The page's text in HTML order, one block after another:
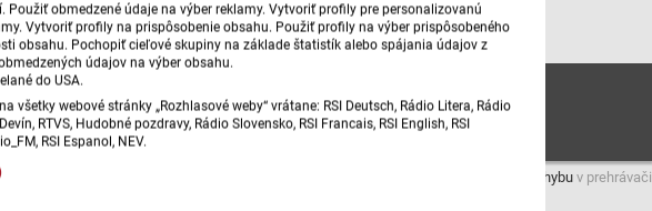
obmedzené údaje na výber reklamy. Vytvoriť profily pre personalizovanú
Vytvoriť profily na prispôsobenie obsahu. Použiť profily na výber prispôsobeného
obsahu. Pochopiť cieľové skupiny na základe štatistík alebo spájania údajov z
údajov na výber obsahu.
do USA.
webové stránky „Rozhlasové weby“ vrátane: RSI Deutsch, Rádio Litera, Rádio
RTVS, Hudobné pozdravy, Rádio Slovensko, RSI Francais, RSI English, RSI
RSI Espanol, NEV.
Nahláste nám chybu v